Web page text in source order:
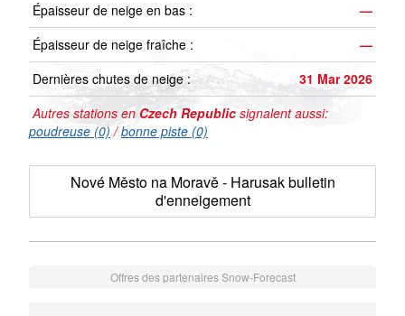
Épaisseur de neige en bas :
—
Épaisseur de neige fraîche :
—
Dernières chutes de neige :
31 Mar 2026
Autres stations enCzech Republic signalent aussi:
poudreuse (0) /bonne piste (0)
Nové Město na Moravě - Harusak bulletin
d'enneigement
Offres des partenaires Snow-Forecast